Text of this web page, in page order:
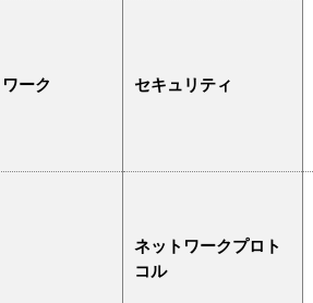
ーク セキュリティ
ネットワークプロト
コル